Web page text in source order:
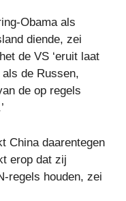
Obama als
diende, zei
de VS ‘eruit laat
de Russen,
de op regels
China daarentegen
erop dat zij
regels houden, zei